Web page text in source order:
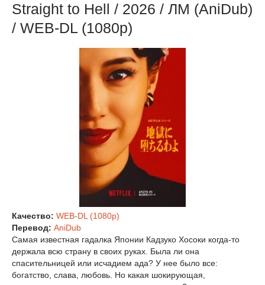
Straight to Hell / 2026 / ЛМ (AniDub)
/ WEB-DL (1080p)
Качество: WEB-DL (1080p)
Перевод: AniDub
Самая известная гадалка Японии Кадзуко Хосоки когда-то
держала всю страну в своих руках. Была ли она
спасительницей или исчадием ада? У нее было все:
богатство, слава, любовь. Но какая шокирующая,